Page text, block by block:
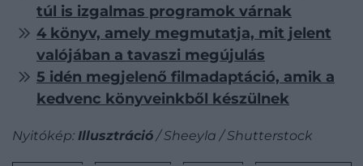
túl is izgalmas programok várnak
4 könyv, amely megmutatja, mit jelent
valójában a tavaszi megújulás
5 idén megjelenő filmadaptáció, amik a
kedvenc könyveinkből készülnek
Nyitókép: Illusztráció/ Sheeyla / Shutterstock